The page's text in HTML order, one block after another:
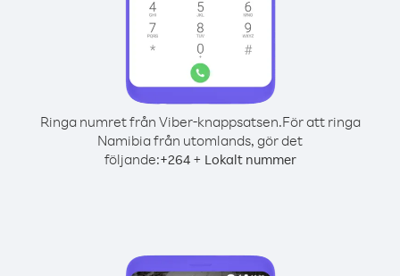
Ringa numret från Viber-knappsatsen.För att ringa
Namibia från utomlands, gör det
följande:+264+ Lokalt nummer